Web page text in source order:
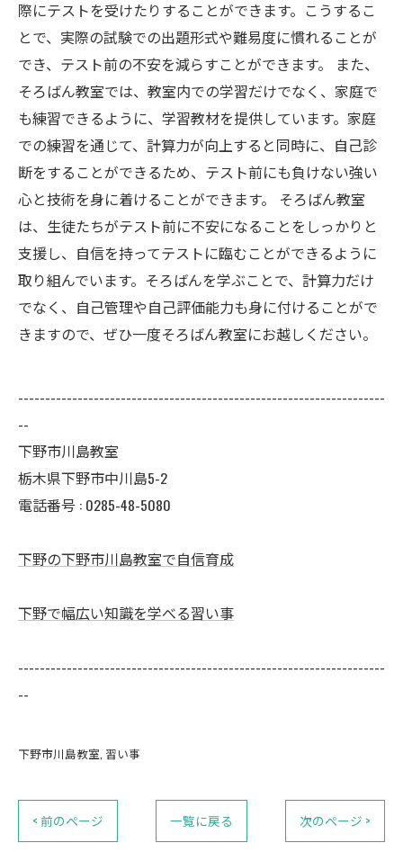
際にテストを受けたりすることができます。こうするこ
とで、実際の試験での出題形式や難易度に慣れることが
でき、テスト前の不安を減らすことができます。 また、
そろばん教室では、教室内での学習だけでなく、家庭で
も練習できるように、学習教材を提供しています。家庭
での練習を通じて、計算力が向上すると同時に、自己診
断をすることができるため、テスト前にも負けない強い
心と技術を身に着けることができます。 そろばん教室
は、生徒たちがテスト前に不安になることをしっかりと
支援し、自信を持ってテストに臨むことができるように
取り組んでいます。そろばんを学ぶことで、計算力だけ
でなく、自己管理や自己評価能力も身に付けることがで
きますので、ぜひ一度そろばん教室にお越しください。
--------------------------------------------------------------------
--
下野市川島教室
栃木県下野市中川島5-2
電話番号 : 0285-48-5080
下野の下野市川島教室で自信育成
下野で幅広い知識を学べる習い事
--------------------------------------------------------------------
--
下野市川島教室 習い事
< 前のページ 一覧に戻る 次のページ >